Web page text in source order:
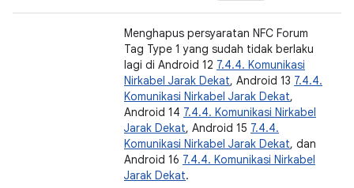
Menghapus persyaratan NFC Forum
Tag Type 1 yang sudah tidak berlaku
lagi di Android 12 7.4.4. Komunikasi
Nirkabel Jarak Dekat, Android 13 7.4.4.
Komunikasi Nirkabel Jarak Dekat,
Android 14 7.4.4. Komunikasi Nirkabel
Jarak Dekat, Android 15 7.4.4.
Komunikasi Nirkabel Jarak Dekat, dan
Android 16 7.4.4. Komunikasi Nirkabel
Jarak Dekat.